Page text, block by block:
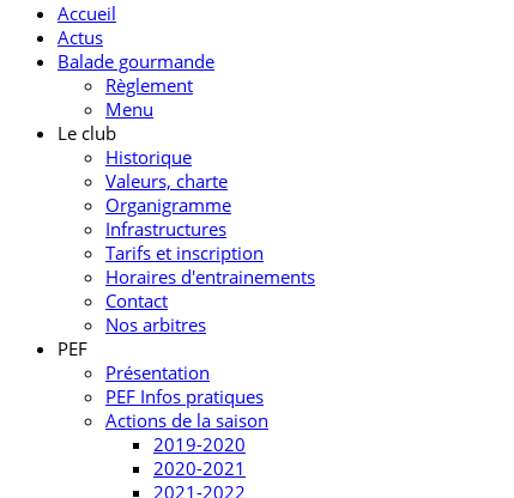
Accueil
Actus
Balade gourmande
Règlement
Menu
Le club
Historique
Valeurs, charte
Organigramme
Infrastructures
Tarifs et inscription
Horaires d'entrainements
Contact
Nos arbitres
PEF
Présentation
PEF Infos pratiques
Actions de la saison
2019-2020
2020-2021
2021-2022